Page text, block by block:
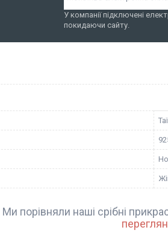
У компанії підключені
покидаючи сайту.
порівняли наші срібні